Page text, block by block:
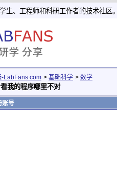
生、工程师和科研工作者的技术社区
-LabFans.com > 基础科学 > 数学
我的程序哪里不对
账号